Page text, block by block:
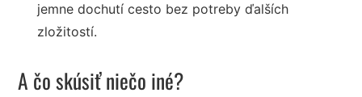
jemne dochutí cesto bez potreby ďalších
zložitostí.
A čo skúsiť niečo iné?